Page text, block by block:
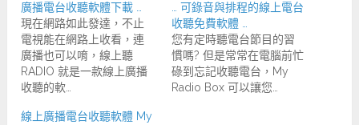
廣播電台收聽軟體下載 …
現在網路如此發達，不止
電視能在網路上收看，連
廣播也可以唷，線上聽
RADIO 就是一款線上廣播
收聽的軟…
… 可錄音與排程的線上電台
收聽免費軟體 …
您有定時聽電台節目的習
慣嗎? 但是常常在電腦前忙
碌到忘記收聽電台，My
Radio Box 可以讓您…
線上廣播電台收聽軟體 My